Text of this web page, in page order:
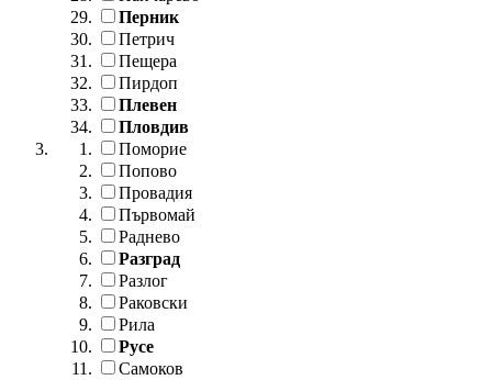
Перник
Петрич
Пещера
Пирдоп
Плевен
Пловдив
Поморие
Попово
Провадия
Първомай
Раднево
Разград
Разлог
Раковски
Рила
Русе
Самоков